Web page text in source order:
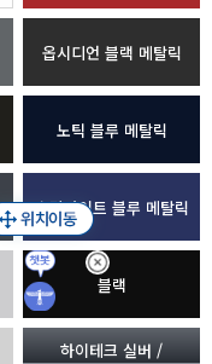
옵시디언 블랙 메탈릭
노틱 블루 메탈릭
소달라이트 블루 메탈릭
블랙
하이테크 실버 /